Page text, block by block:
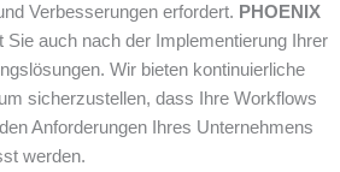
Verbesserungen erfordert. PHOENIX
Sie auch nach der Implementierung Ihrer
Wir bieten kontinuierliche
sicherzustellen, dass Ihre Workflows
Anforderungen Ihres Unternehmens
werden.